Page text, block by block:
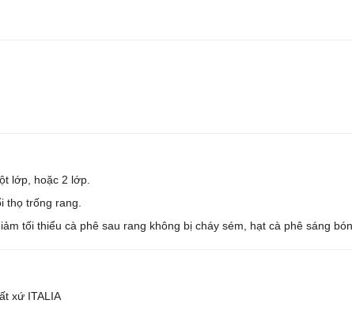
lớp, hoặc 2 lớp.
thọ trống rang.
tối thiểu cà phê sau rang không bị cháy sém, hạt cà phê sáng
xứ ITALIA